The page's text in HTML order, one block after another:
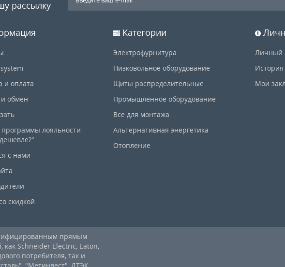
рассылку
и оплата
обмен
лояльности
с нами
скидкой
Категории
Электрофурнитура
Низковольное оборудование
Щиты распределительные
Промышленное оборудование
Все для монтажа
Альтернативная энергетика
Отопление
Личный
История
Мои
прямым
Schneider Electric, Eaton,
потребителя, так и